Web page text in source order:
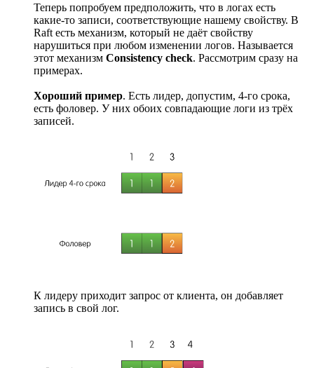
Теперь попробуем предположить, что в логах есть
какие-то записи, соответствующие нашему свойству. В
Raft есть механизм, который не даёт свойству
нарушиться при любом изменении логов. Называется
этот механизм Consistency check. Рассмотрим сразу на
примерах.
Хороший пример. Есть лидер, допустим, 4-го срока,
есть фоловер. У них обоих совпадающие логи из трёх
записей.
К лидеру приходит запрос от клиента, он добавляет
запись в свой лог.